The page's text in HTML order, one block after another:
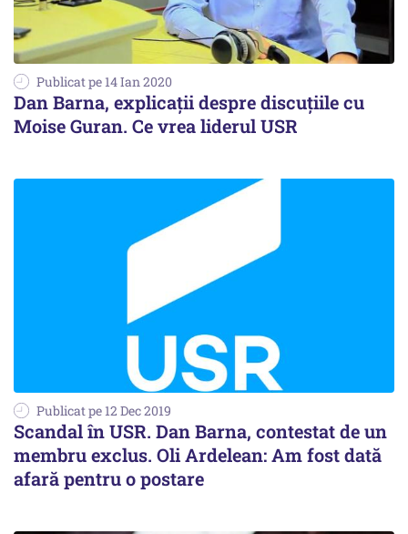
Publicat pe 14 Ian 2020
Dan Barna, explicaţii despre discuţiile cu
Moise Guran. Ce vrea liderul USR
Publicat pe 12 Dec 2019
Scandal în USR. Dan Barna, contestat de un
membru exclus. Oli Ardelean: Am fost dată
afară pentru o postare